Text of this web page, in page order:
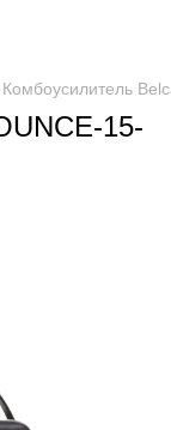
Комбоусилитель
15-